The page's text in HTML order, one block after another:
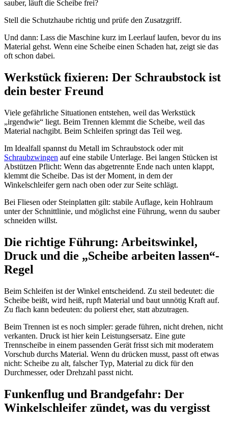
sauber, läuft die Scheibe frei?
Stell die Schutzhaube richtig und prüfe den Zusatzgriff.
Und dann: Lass die Maschine kurz im Leerlauf laufen, bevor du ins
Material gehst. Wenn eine Scheibe einen Schaden hat, zeigt sie das
oft schon dabei.
Werkstück fixieren: Der Schraubstock ist
dein bester Freund
Viele gefährliche Situationen entstehen, weil das Werkstück
„irgendwie“ liegt. Beim Trennen klemmt die Scheibe, weil das
Material nachgibt. Beim Schleifen springt das Teil weg.
Im Idealfall spannst du Metall im Schraubstock oder mit
Schraubzwingen auf eine stabile Unterlage. Bei langen Stücken ist
Abstützen Pflicht: Wenn das abgetrennte Ende nach unten klappt,
klemmt die Scheibe. Das ist der Moment, in dem der
Winkelschleifer gern nach oben oder zur Seite schlägt.
Bei Fliesen oder Steinplatten gilt: stabile Auflage, kein Hohlraum
unter der Schnittlinie, und möglichst eine Führung, wenn du sauber
schneiden willst.
Die richtige Führung: Arbeitswinkel,
Druck und die „Scheibe arbeiten lassen“-
Regel
Beim Schleifen ist der Winkel entscheidend. Zu steil bedeutet: die
Scheibe beißt, wird heiß, rupft Material und baut unnötig Kraft auf.
Zu flach kann bedeuten: du polierst eher, statt abzutragen.
Beim Trennen ist es noch simpler: gerade führen, nicht drehen, nicht
verkanten. Druck ist hier kein Leistungsersatz. Eine gute
Trennscheibe in einem passenden Gerät frisst sich mit moderatem
Vorschub durchs Material. Wenn du drücken musst, passt oft etwas
nicht: Scheibe zu alt, falscher Typ, Material zu dick für den
Durchmesser, oder Drehzahl passt nicht.
Funkenflug und Brandgefahr: Der
Winkelschleifer zündet, was du vergisst